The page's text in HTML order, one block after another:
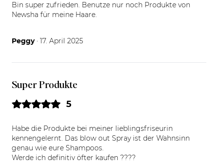
Bin super zufrieden. Benutze nur noch Produkte von
Newsha für meine Haare.
Peggy 17.04.25
· 17. April 2025
Super Produkte
5
Habe die Produkte bei meiner lieblingsfriseurin
kennengelernt. Das blow out Spray ist der Wahnsinn
genau wie eure Shampoos.
Werde ich definitiv öfter kaufen ????